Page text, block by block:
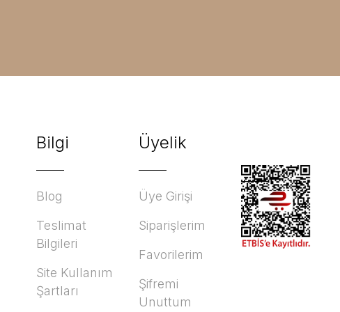
Bilgi
Blog
Teslimat
Bilgileri
Site Kullanım
Şartları
Üyelik
Üye Girişi
Siparişlerim
Favorilerim
Şifremi
Unuttum